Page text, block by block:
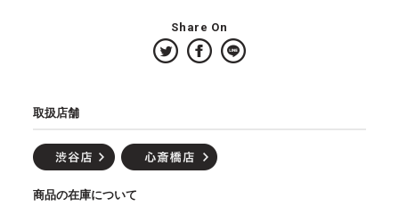
Share On
取扱店舗
商品の在庫について